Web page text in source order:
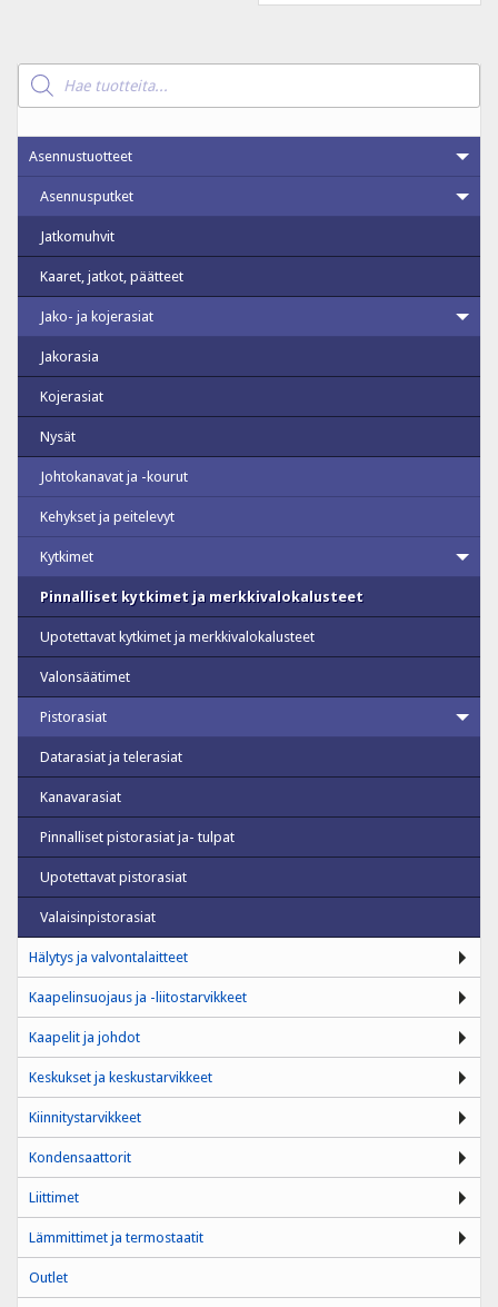
Products
search
Asennustuotteet
Asennusputket
Jatkomuhvit
Kaaret, jatkot, päätteet
Jako- ja kojerasiat
Jakorasia
Kojerasiat
Nysät
Johtokanavat ja -kourut
Kehykset ja peitelevyt
Kytkimet
Pinnalliset kytkimet ja merkkivalokalusteet
Upotettavat kytkimet ja merkkivalokalusteet
Valonsäätimet
Pistorasiat
Datarasiat ja telerasiat
Kanavarasiat
Pinnalliset pistorasiat ja- tulpat
Upotettavat pistorasiat
Valaisinpistorasiat
Hälytys ja valvontalaitteet
Kaapelinsuojaus ja -liitostarvikkeet
Kaapelit ja johdot
Keskukset ja keskustarvikkeet
Kiinnitystarvikkeet
Kondensaattorit
Liittimet
Lämmittimet ja termostaatit
Outlet